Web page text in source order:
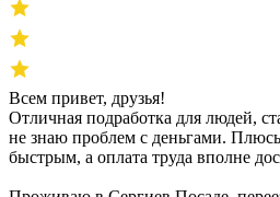
Всем привет, друзья!
Отличная подработка для людей,
не знаю проблем с деньгами.
быстрым, а оплата труда вполне